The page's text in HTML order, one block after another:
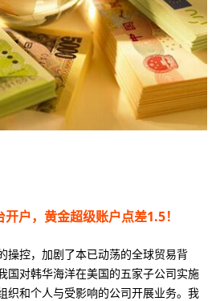
户，黄金超级账户点差1.5！
操控，加剧了本已动荡的全球贸易背
国对韩华海洋在美国的五家子公司实施
织和个人与受影响的公司开展业务。我